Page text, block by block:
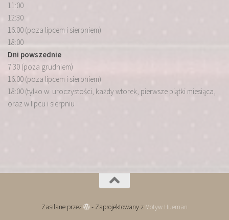
11:00
12:30
16:00 (poza lipcem i sierpniem)
18:00
Dni powszednie
7:30 (poza grudniem)
16:00 (poza lipcem i sierpniem)
18:00 (tylko w: uroczystości, każdy wtorek, pierwsze piątki miesiąca,
oraz w lipcu i sierpniu
Zasilane przez - Zaprojektowany z Motyw Hueman